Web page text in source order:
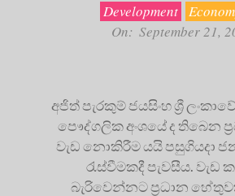
Development
On: September 21,
අජිත් පැරකුම් ජයසිංහ ශ්‍රී
පෞද්ගලික අංශයේ ද තිබෙන
වැඩ නොකිරීම යයි පසුගියදා
රැස්වීමකදී පැවසීය. වැඩ
බැරිවෙන්නට ප්‍රධාන